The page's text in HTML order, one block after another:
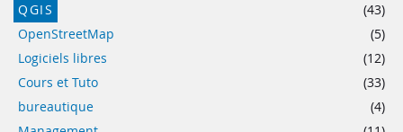
QGIS
(43)
OpenStreetMap
(5)
Logiciels libres
(12)
Cours et Tuto
(33)
bureautique
(4)